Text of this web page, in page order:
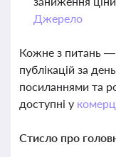
Джерело
Кожне з питань —
публікацій за
посиланнями та
доступні у
Стисло про